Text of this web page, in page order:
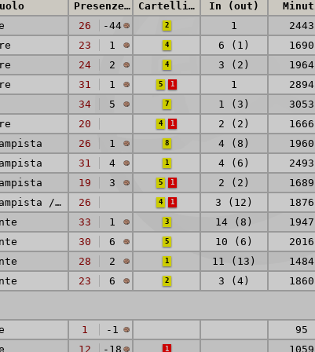
Presenze (reti) Cartellini In (out)
26 -44 2 1
2443
23 1 4 6 (1)
1690
24 2 4 3 (2)
1964
31 1 5 1 1
2894
34 5 7 1 (3)
3053
20 4 1 2 (2)
1666
26 1 8 4 (8)
1960
31 4 1 4 (6)
2493
19 3 5 1 2 (2)
1689
Centrocampista / Attaccante 26 4 1 3 (12)
1876
33 1 3 14 (8)
1947
30 6 5 10 (6)
2016
28 2 1 11 (13)
1484
23 6 2 3 (4) 1860
1 -1
95
12 -18 1 1059